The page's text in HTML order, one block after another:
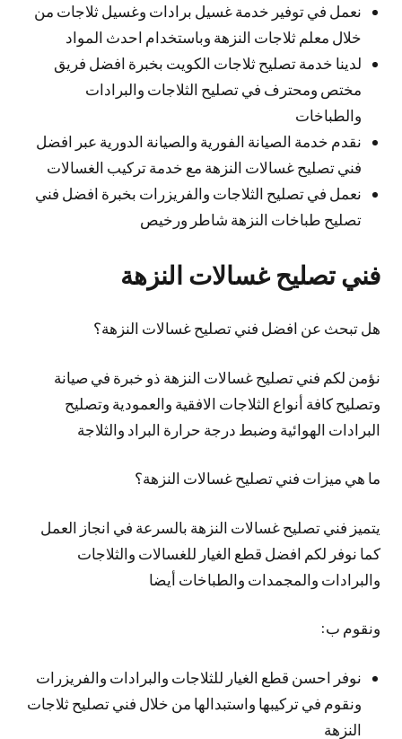
نعمل في توفير خدمة غسيل برادات وغسيل ثلاجات من
خلال معلم ثلاجات النزهة وباستخدام احدث المواد
لدينا خدمة تصليح ثلاجات الكويت بخبرة افضل فريق
مختص ومحترف في تصليح الثلاجات والبرادات
والطباخات
نقدم خدمة الصيانة الفورية والصيانة الدورية عبر افضل
فني تصليح غسالات النزهة مع خدمة تركيب الغسالات
نعمل في تصليح الثلاجات والفريزرات بخبرة افضل فني
تصليح طباخات النزهة شاطر ورخيص
فني تصليح غسالات النزهة
هل تبحث عن افضل فني تصليح غسالات النزهة؟
نؤمن لكم فني تصليح غسالات النزهة ذو خبرة في صيانة
وتصليح كافة أنواع الثلاجات الافقية والعمودية وتصليح
البرادات الهوائية وضبط درجة حرارة البراد والثلاجة
ما هي ميزات فني تصليح غسالات النزهة؟
يتميز فني تصليح غسالات النزهة بالسرعة في انجاز العمل
كما نوفر لكم افضل قطع الغيار للغسالات والثلاجات
والبرادات والمجمدات والطباخات أيضا
ونقوم ب:
نوفر احسن قطع الغيار للثلاجات والبرادات والفريزرات
ونقوم في تركيبها واستبدالها من خلال فني تصليح ثلاجات
النزهة